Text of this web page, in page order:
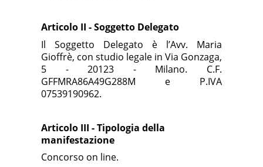
Articolo II - Soggetto Delegato
Il Soggetto Delegato è l’Avv. Maria
Gioffrè, con studio legale in Via Gonzaga,
5 - 20123 - Milano. C.F.
GFFMRA86A49G288M e P.IVA
07539190962.
Articolo III - Tipologia della
manifestazione
Concorso on line.